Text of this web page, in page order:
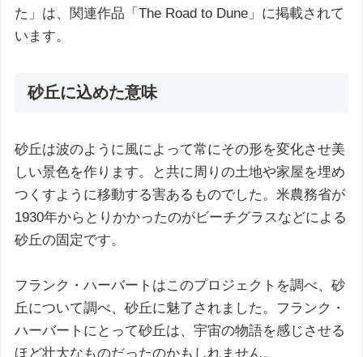
た」は、関連作品「The Road to Dune」に掲載されて
います。
砂丘に込めた意味
砂丘は波のように風によって常にその形を変化させ美
しい景色を作ります。と共に周りの土地や家屋を埋め
つくすように移動する害あるものでした。米農務省が
1930年からとりかかったのがビーチグラスなどによる
砂丘の固定です。
フランク・ハーバートはこのプロジェクトを調べ、砂
丘について調べ、砂丘に魅了されました。フランク・
ハーバートにとって砂丘は、宇宙の物語を感じさせる
ほど壮大なものだったのかもしれません。